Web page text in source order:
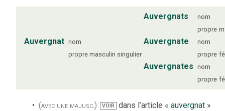
Auvergnat nom
propre masculin singulier
Auvergnats
nom
propre
Auvergnate
nom
propre
Auvergnates
nom
propre
(avec une majusc.) VOIR dans l’article « auvergnat»